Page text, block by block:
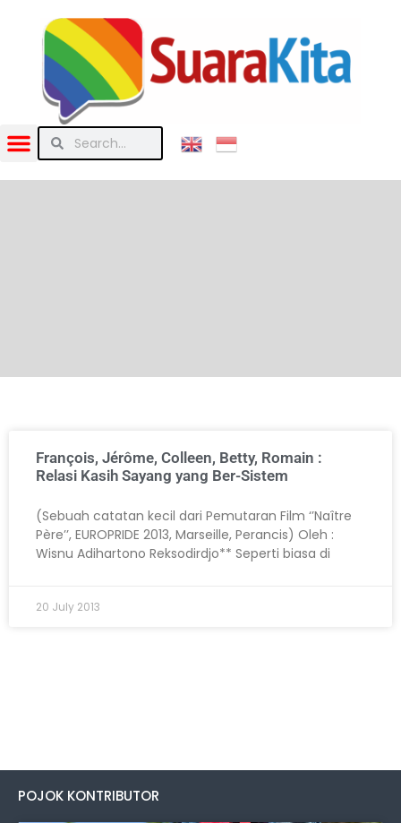
François, Jérôme, Colleen, Betty, Romain :
Relasi Kasih Sayang yang Ber-Sistem
(Sebuah catatan kecil dari Pemutaran Film ‘’Naître
Père’’, EUROPRIDE 2013, Marseille, Perancis) Oleh :
Wisnu Adihartono Reksodirdjo** Seperti biasa di
20 July 2013
POJOK KONTRIBUTOR